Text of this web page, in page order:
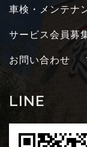
車検・メンテナ
サービス会員募
お問い合わせ
LINE